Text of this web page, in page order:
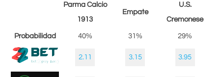
Parma Calcio
1913
Empate
U.S.
Cremonese
Probabilidad 40% 31% 29%
2.11 3.15 3.95